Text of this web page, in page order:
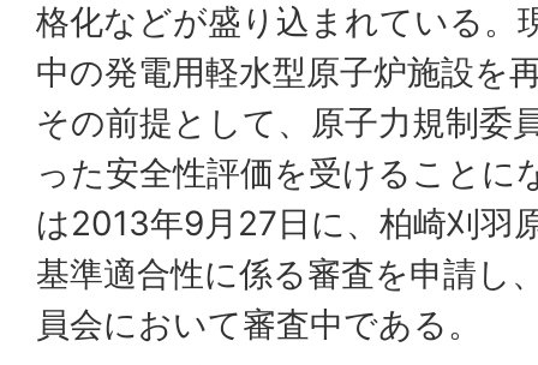
格化などが盛り込まれている。
中の発電用軽水型原子炉施設を
その前提として、原子力規制委
った安全性評価を受けることに
は2013年9月27日に、柏崎刈羽
基準適合性に係る審査を申請し
員会において審査中である。